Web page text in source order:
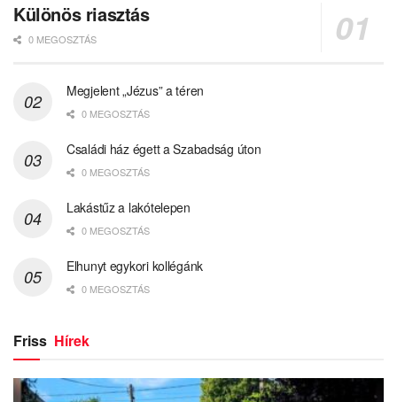
Különös riasztás
0 MEGOSZTÁS
Megjelent „Jézus” a téren
0 MEGOSZTÁS
Családi ház égett a Szabadság úton
0 MEGOSZTÁS
Lakástűz a lakótelepen
0 MEGOSZTÁS
Elhunyt egykori kollégánk
0 MEGOSZTÁS
Friss Hírek